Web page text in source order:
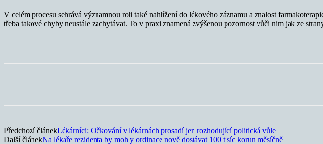
V celém procesu sehrává významnou roli také nahlížení do lékového záznamu a znalost
třeba takové chyby neustále zachytávat. To v praxi znamená zvýšenou pozornost vůči nim jak ze
Předchozí článekLékárníci: Očkování v lékárnách prosadí jen rozhodující politická vůle
Další článekNa lékaře rezidenta by mohly ordinace nově dostávat 100 tisíc korun měsíčně